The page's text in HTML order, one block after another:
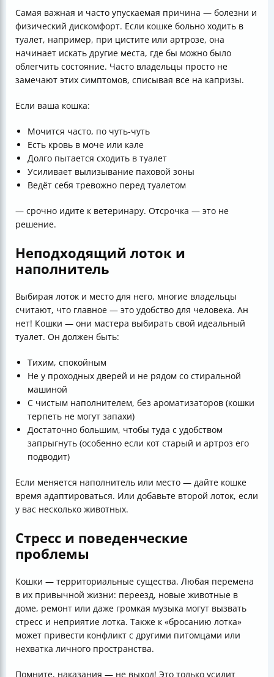
Самая важная и часто упускаемая причина — болезни и
физический дискомфорт. Если кошке больно ходить в
туалет, например, при цистите или артрозе, она
начинает искать другие места, где бы можно было
облегчить состояние. Часто владельцы просто не
замечают этих симптомов, списывая все на капризы.
Если ваша кошка:
Мочится часто, по чуть-чуть
Есть кровь в моче или кале
Долго пытается сходить в туалет
Усиливает вылизывание паховой зоны
Ведёт себя тревожно перед туалетом
— срочно идите к ветеринару. Отсрочка — это не
решение.
Неподходящий лоток и
наполнитель
Выбирая лоток и место для него, многие владельцы
считают, что главное — это удобство для человека. Ан
нет! Кошки — они мастера выбирать свой идеальный
туалет. Он должен быть:
Тихим, спокойным
Не у проходных дверей и не рядом со стиральной
машиной
С чистым наполнителем, без ароматизаторов (кошки
терпеть не могут запахи)
Достаточно большим, чтобы туда с удобством
запрыгнуть (особенно если кот старый и артроз его
подводит)
Если меняется наполнитель или место — дайте кошке
время адаптироваться. Или добавьте второй лоток, если
у вас несколько животных.
Стресс и поведенческие
проблемы
Кошки — территориальные существа. Любая перемена
в их привычной жизни: переезд, новые животные в
доме, ремонт или даже громкая музыка могут вызвать
стресс и неприятие лотка. Также к «бросанию лотка»
может привести конфликт с другими питомцами или
нехватка личного пространства.
Помните, наказания — не выход! Это только усилит